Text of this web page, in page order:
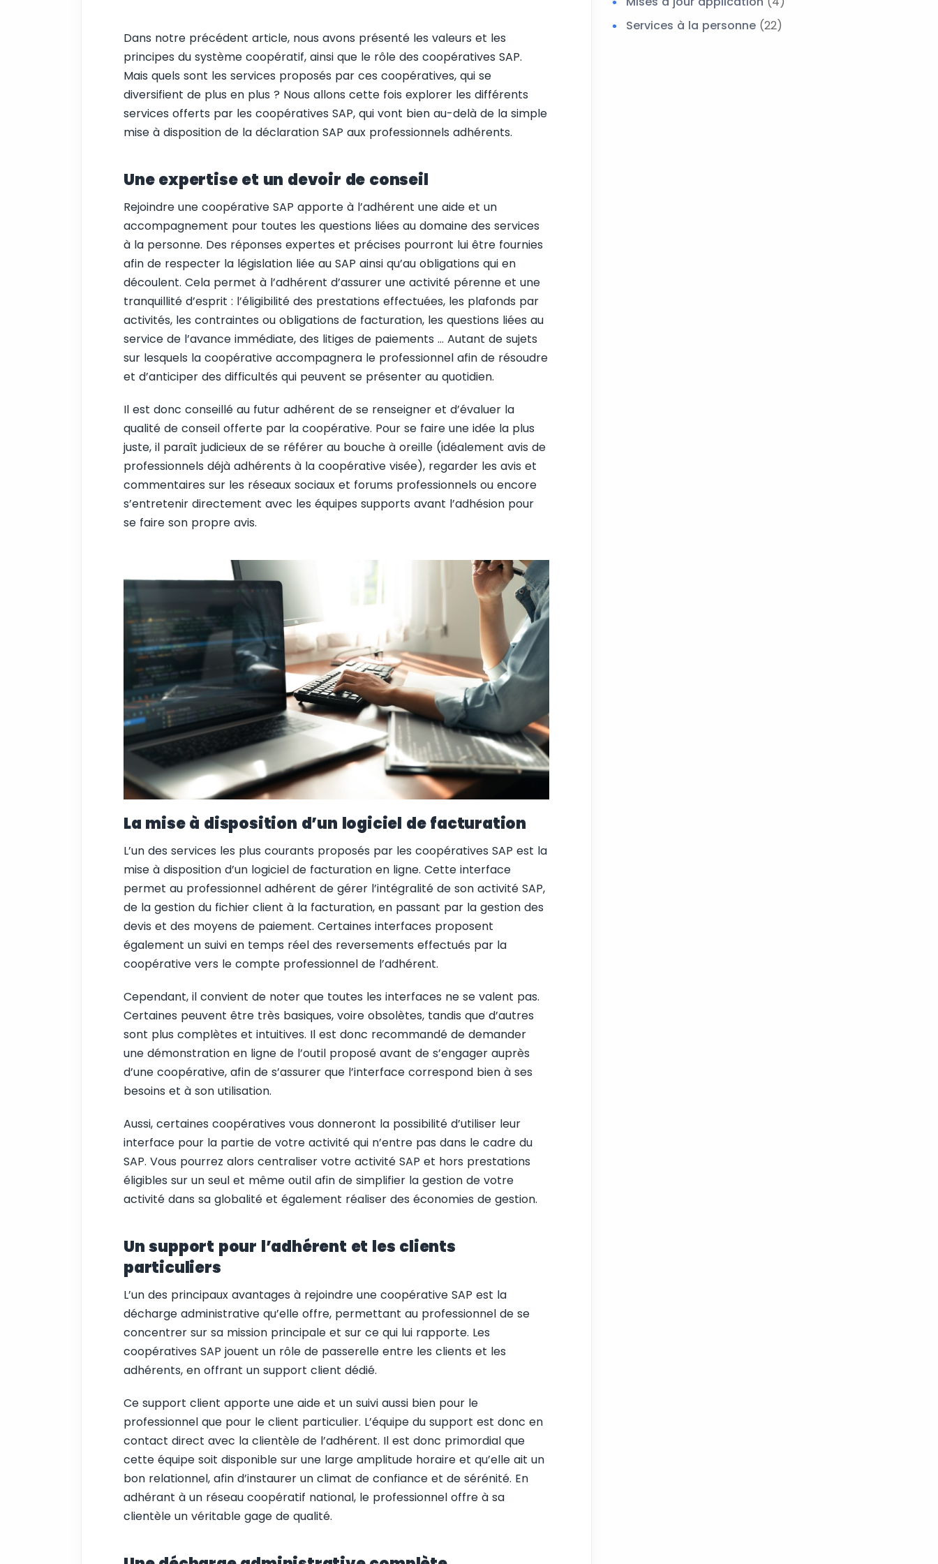
Dans notre précédent article, nous avons présenté les valeurs et les
principes du système coopératif, ainsi que le rôle des coopératives SAP.
Mais quels sont les services proposés par ces coopératives, qui se
diversifient de plus en plus ? Nous allons cette fois explorer les différents
services offerts par les coopératives SAP, qui vont bien au-delà de la simple
mise à disposition de la déclaration SAP aux professionnels adhérents.
Une expertise et un devoir de conseil
Rejoindre une coopérative SAP apporte à l’adhérent une aide et un
accompagnement pour toutes les questions liées au domaine des services
à la personne. Des réponses expertes et précises pourront lui être fournies
afin de respecter la législation liée au SAP ainsi qu’au obligations qui en
découlent. Cela permet à l’adhérent d’assurer une activité pérenne et une
tranquillité d’esprit : l’éligibilité des prestations effectuées, les plafonds par
activités, les contraintes ou obligations de facturation, les questions liées au
service de l’avance immédiate, des litiges de paiements … Autant de sujets
sur lesquels la coopérative accompagnera le professionnel afin de résoudre
et d’anticiper des difficultés qui peuvent se présenter au quotidien.
Il est donc conseillé au futur adhérent de se renseigner et d’évaluer la
qualité de conseil offerte par la coopérative. Pour se faire une idée la plus
juste, il paraît judicieux de se référer au bouche à oreille (idéalement avis de
professionnels déjà adhérents à la coopérative visée), regarder les avis et
commentaires sur les réseaux sociaux et forums professionnels ou encore
s’entretenir directement avec les équipes supports avant l’adhésion pour
se faire son propre avis.
La mise à disposition d’un logiciel de facturation
L’un des services les plus courants proposés par les coopératives SAP est la
mise à disposition d’un logiciel de facturation en ligne. Cette interface
permet au professionnel adhérent de gérer l’intégralité de son activité SAP,
de la gestion du fichier client à la facturation, en passant par la gestion des
devis et des moyens de paiement. Certaines interfaces proposent
également un suivi en temps réel des reversements effectués par la
coopérative vers le compte professionnel de l’adhérent.
Cependant, il convient de noter que toutes les interfaces ne se valent pas.
Certaines peuvent être très basiques, voire obsolètes, tandis que d’autres
sont plus complètes et intuitives. Il est donc recommandé de demander
une démonstration en ligne de l’outil proposé avant de s’engager auprès
d’une coopérative, afin de s’assurer que l’interface correspond bien à ses
besoins et à son utilisation.
Aussi, certaines coopératives vous donneront la possibilité d’utiliser leur
interface pour la partie de votre activité qui n’entre pas dans le cadre du
SAP. Vous pourrez alors centraliser votre activité SAP et hors prestations
éligibles sur un seul et même outil afin de simplifier la gestion de votre
activité dans sa globalité et également réaliser des économies de gestion.
Un support pour l’adhérent et les clients
particuliers
L’un des principaux avantages à rejoindre une coopérative SAP est la
décharge administrative qu’elle offre, permettant au professionnel de se
concentrer sur sa mission principale et sur ce qui lui rapporte. Les
coopératives SAP jouent un rôle de passerelle entre les clients et les
adhérents, en offrant un support client dédié.
Ce support client apporte une aide et un suivi aussi bien pour le
professionnel que pour le client particulier. L’équipe du support est donc en
contact direct avec la clientèle de l’adhérent. Il est donc primordial que
cette équipe soit disponible sur une large amplitude horaire et qu’elle ait un
bon relationnel, afin d’instaurer un climat de confiance et de sérénité. En
adhérant à un réseau coopératif national, le professionnel offre à sa
clientèle un véritable gage de qualité.
Services à la personne (22)